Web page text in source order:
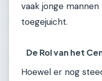
vaak jonge
toegejuicht.
De Rol van het
Hoewel er nog